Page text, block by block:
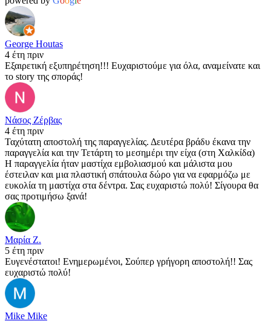
George Houtas
4 έτη πριν
Εξαιρετική εξυπηρέτηση!!! Ευχαριστούμε για όλα, αναμείνατε και
το story της σποράς!
Νάσος Ζέρβας
4 έτη πριν
Ταχύτατη αποστολή της παραγγελίας. Δευτέρα βράδυ έκανα την
παραγγελία και την Τετάρτη το μεσημέρι την είχα (στη Χαλκίδα)
Η παραγγελία ήταν μαστίχα εμβολιασμού και μάλιστα μου
έστειλαν και μια πλαστική σπάτουλα δώρο για να εφαρμόζω με
ευκολία τη μαστίχα στα δέντρα. Σας ευχαριστώ πολύ! Σίγουρα θα
σας προτιμήσω ξανά!
Μαρία Ζ.
5 έτη πριν
Ευγενέστατοι! Ενημερωμένοι, Σούπερ γρήγορη αποστολή!! Σας
ευχαριστώ πολύ!
Mike Mike